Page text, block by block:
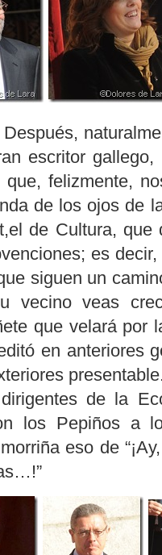
escritor
felizmente,
de los ojos de
de Cultura, que
es
siguen un
vecino veas
que velará por
en anteriores
de la
los Pepiños a
eso de